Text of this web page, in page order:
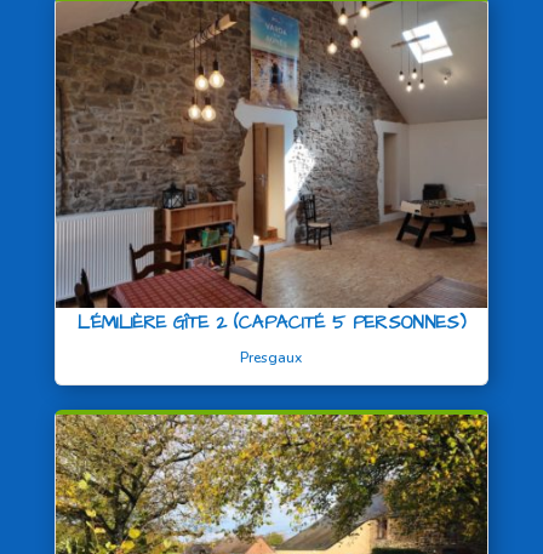
L’ÉMILIÈRE GÎTE 2 (CAPACITÉ 5 PERSONNES)
Presgaux